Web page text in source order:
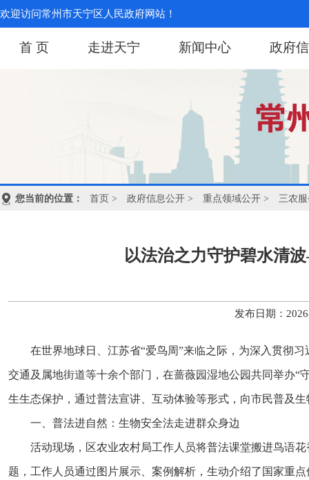
欢迎访问常州市天宁区人民政府网站！
首 页 走进天宁 新闻中心 政府
您当前的位置： 首页 > 政府信息公开 > 重点领域公开 > 三农
以法治之力守护碧水清
发布日期：
在世界地球日、江苏省“爱鸟周”来临之际，为深入贯彻
交通及属地街道等十余个部门，在蔷薇园湿地公园共同举办
生生态保护，通过普法宣讲、互动体验等形式，向市民普及
一、普法进自然：生物安全法走进群众身边
活动现场，区农业农村局工作人员将普法课堂搬进鸟语
题，工作人员通过图片展示、案例解析，生动介绍了国家重